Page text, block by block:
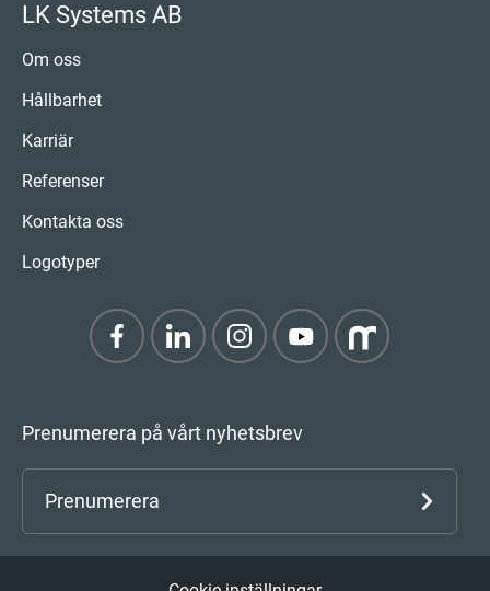
LK Systems AB
Om oss
Hållbarhet
Karriär
Referenser
Kontakta oss
Logotyper
Prenumerera på vårt nyhetsbrev
Prenumerera